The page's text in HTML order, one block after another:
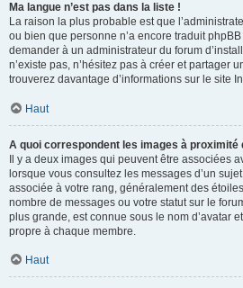
Ma langue n’est pas dans la liste !
La raison la plus probable est que
ou bien que personne n’a encore traduit
demander à un administrateur du forum
n’existe pas, n’hésitez pas à créer et partager
trouverez davantage d’informations sur le site
Haut
A quoi correspondent les images à proximité
Il y a deux images qui peuvent être associées
lorsque vous consultez les messages d’un
associée à votre rang, généralement des
nombre de messages ou votre statut sur le
plus grande, est connue sous le nom d’avatar
propre à chaque membre.
Haut